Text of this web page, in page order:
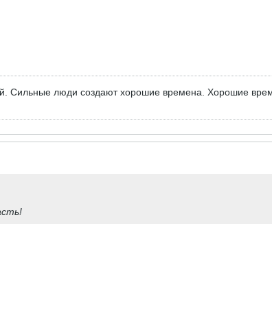
Сильные люди создают хорошие времена. Хорошие